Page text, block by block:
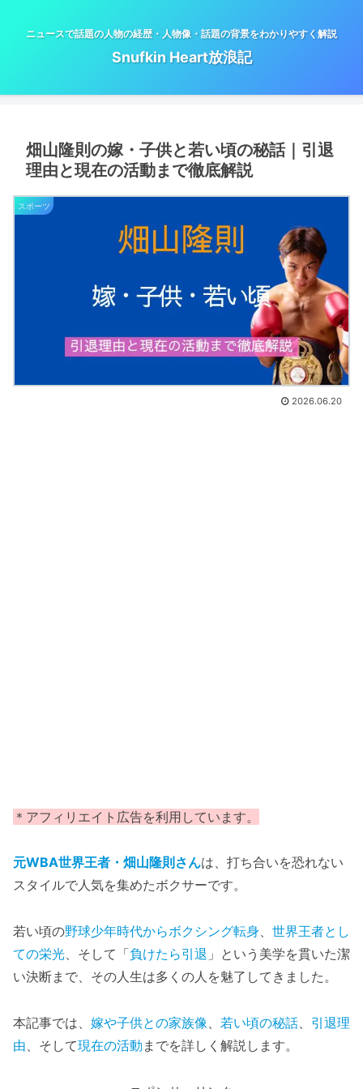
ニュースで話題の人物の経歴・人物像・話題の背景をわかりやすく解説
Snufkin Heart放浪記
畑山隆則の嫁・子供と若い頃の秘話｜引退
理由と現在の活動まで徹底解説
スポーツ
2026.06.20
＊アフィリエイト広告を利用しています。
元WBA世界王者・畑山隆則さんは、打ち合いを恐れない
スタイルで人気を集めたボクサーです。
若い頃の野球少年時代からボクシング転身、 世界王者とし
ての栄光、そして「負けたら引退 」という美学を貫いた潔
い決断まで、その人生は多くの人を魅了してきました。
本記事では、 嫁や子供との家族像 若い頃の秘話
引退理
由 、そして現在の活動 までを詳しく解説します。